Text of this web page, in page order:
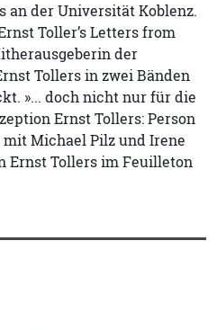
an der Universität Koblenz.
Toller’s Letters from
der
Tollers in zwei Bänden
»... doch nicht nur für die
Ernst Tollers: Person
Michael Pilz und Irene
Ernst Tollers im Feuilleton